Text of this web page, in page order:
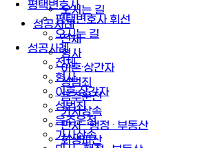
평택변호사
평택변호사 휘선
오시는 길
성공사례
전체
형사
이혼·상간자
성범죄
음주운전
가사상속
오시는 길
성공사례
전체
형사
이혼·상간자
성범죄
음주운전
가사상속
민사 · 행정 · 부동산
회생파산